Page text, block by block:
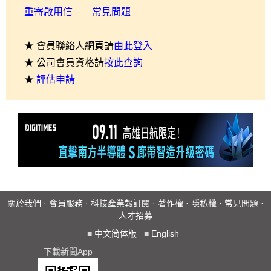
重寄啟用信 常見問題
★ 會員聯絡人網頁請由此登入
★ 公司會員資格請按此查詢
★ 評估申請
關於我們 · 會員服務 · 科技產業報訂閱 · 著作權 · 隱私權 · 常見問題 ·
人才招募
■ 中文简体版 ■ English
下載新聞App